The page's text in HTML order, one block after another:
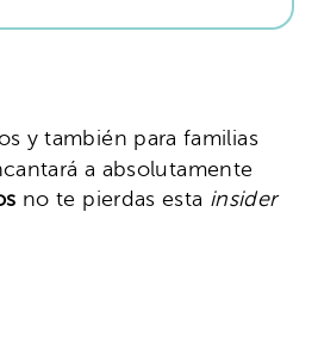
y también para familias
a absolutamente
no te pierdas esta insider